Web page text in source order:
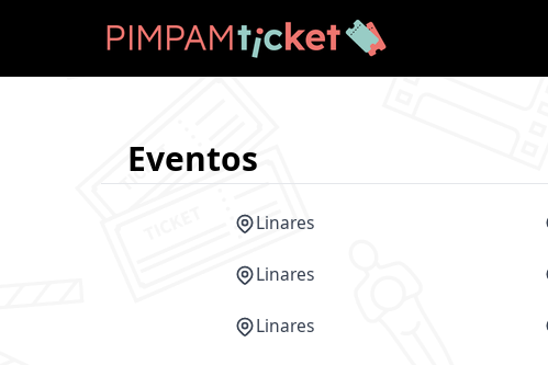
Eventos
Linares
Linares
Linares